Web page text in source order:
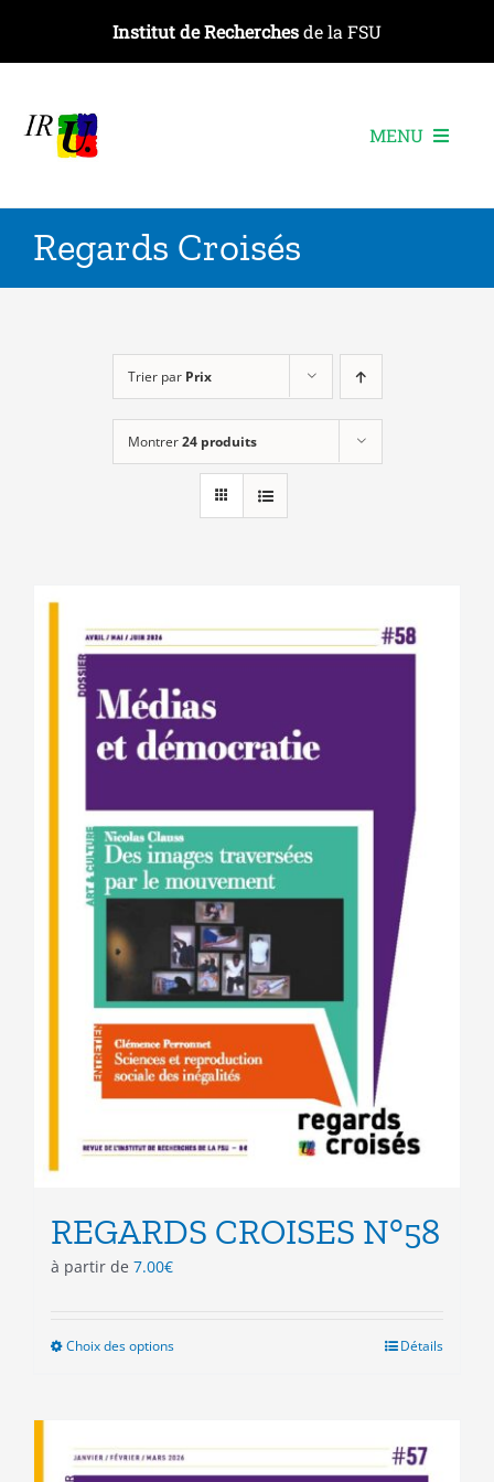
contenu
Institut de Recherchesde la FSU
MENU
Les recherches
Les événements
Regards Croisés
Trier par Prix
Montrer24 produits
REGARDS CROISES N°58
à partir de 7.00€
Choix des optionsCe
variations.
Détails